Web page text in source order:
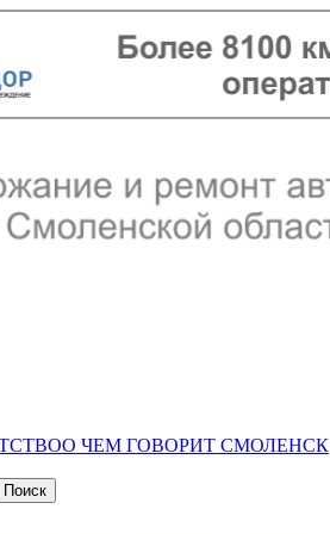
О ЧЕМ ГОВОРИТ СМОЛЕНСК